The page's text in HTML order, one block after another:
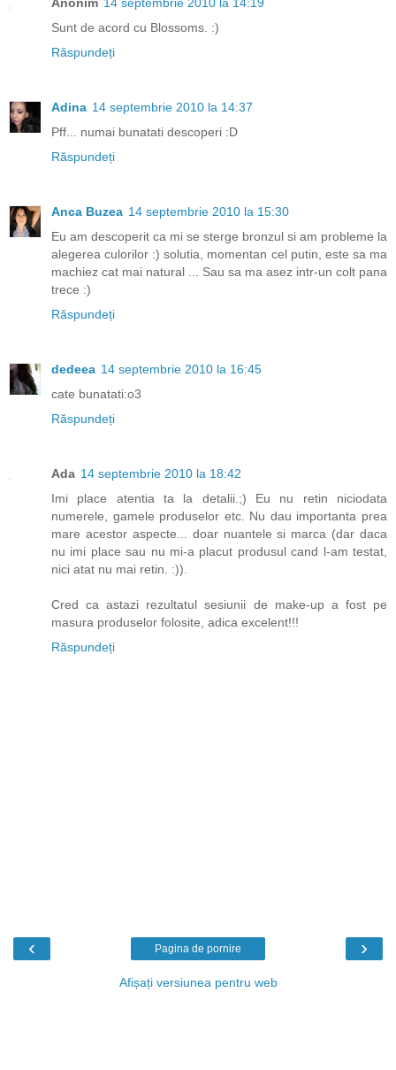
Sunt de acord cu Blossoms. :)
Răspundeți
Adina 14 septembrie 2010 la 14:37
Pff... numai bunatati descoperi :D
Răspundeți
Anca Buzea 14 septembrie 2010 la 15:30
Eu am descoperit ca mi se sterge bronzul si am probleme la
alegerea culorilor :) solutia, momentan cel putin, este sa ma
machiez cat mai natural ... Sau sa ma asez intr-un colt pana
trece :)
Răspundeți
dedeea 14 septembrie 2010 la 16:45
cate bunatati:o3
Răspundeți
Ada 14 septembrie 2010 la 18:42
Imi place atentia ta la detalii.;) Eu nu retin niciodata
numerele, gamele produselor etc. Nu dau importanta prea
mare acestor aspecte... doar nuantele si marca (dar daca
nu imi place sau nu mi-a placut produsul cand l-am testat,
nici atat nu mai retin. :)).
Cred ca astazi rezultatul sesiunii de make-up a fost pe
masura produselor folosite, adica excelent!!!
Răspundeți
‹ ›
Pagina de pornire
Afișați versiunea pentru web